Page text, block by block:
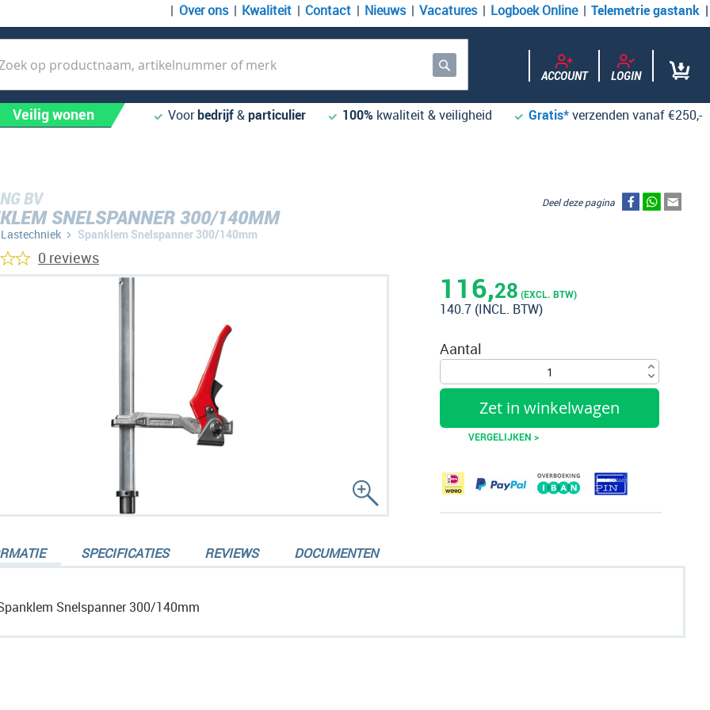
Over ons Kwaliteit Contact Nieuws Vacatures Logboek Online Telemetrie gastank
Zoek ACCOUNT LOGIN
Veilig wonen Voorbedrijf&particulier 100% kwaliteit & veiligheid Gratis*verzenden vanaf €250,-
BV
SNELSPANNER 300/140MM
Lastechniek Spanklem Snelspanner 300/140mm
116,28 (EXCL. BTW)
140.7 (INCL. BTW)
Aantal
Zet in winkelwagen
VERGELIJKEN >
Deel deze pagina
0 reviews
Snelspanner 300/140mm
SPECIFICATIES REVIEWS DOCUMENTEN